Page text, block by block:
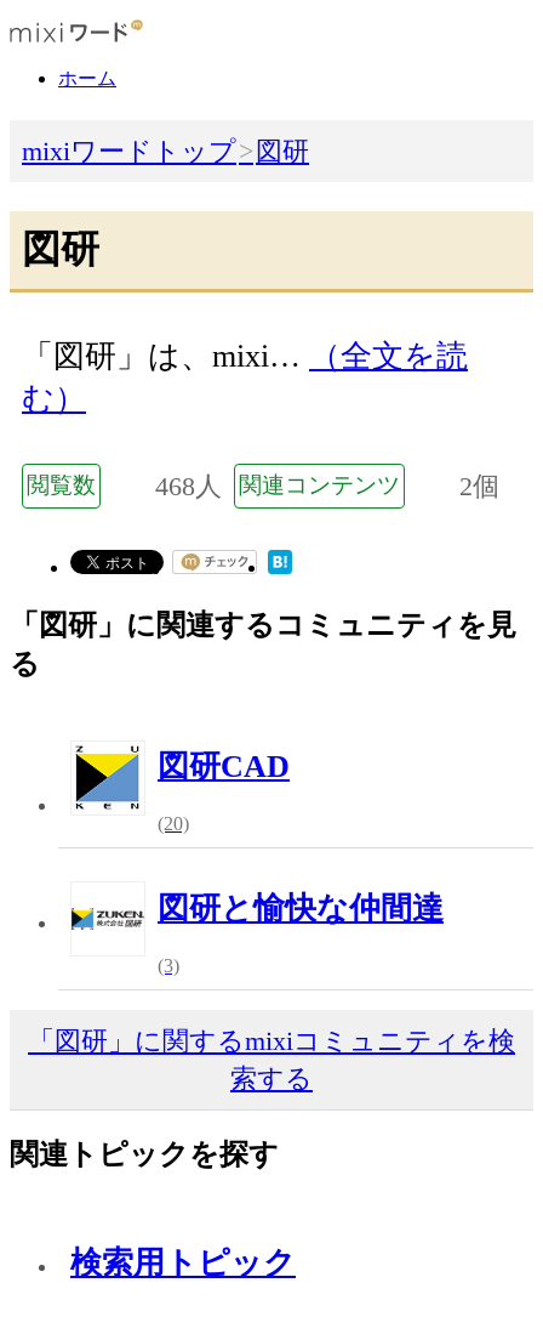
ホーム
mixiワードトップ 図研
図研
「図研」は、mixi…
（全文を読
む）
閲覧数 468人 関連コンテンツ 2個
「図研」に関連するコミュニティを見
る
図研CAD
(20)
図研と愉快な仲間達
(3)
「図研」に関するmixiコミュニティを検
索する
関連トピックを探す
検索用トピック